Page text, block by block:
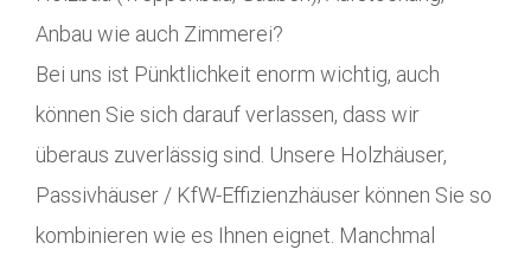
Anbau wie auch Zimmerei?
Bei uns ist Pünktlichkeit enorm wichtig, auch
können Sie sich darauf verlassen, dass wir
überaus zuverlässig sind. Unsere Holzhäuser,
Passivhäuser / KfW-Effizienzhäuser können Sie so
kombinieren wie es Ihnen eignet. Manchmal